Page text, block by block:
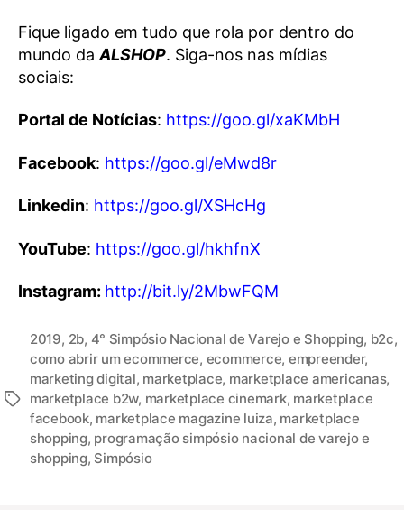
Fique ligado em tudo que rola por dentro do
mundo da ALSHOP. Siga-nos nas mídias
sociais:
Portal de Notícias: https://goo.gl/xaKMbH
Facebook: https://goo.gl/eMwd8r
Linkedin: https://goo.gl/XSHcHg
YouTube: https://goo.gl/hkhfnX
Instagram: http://bit.ly/2MbwFQM
2019, 2b, 4° Simpósio Nacional de Varejo e Shopping, b2c,
como abrir um ecommerce, ecommerce, empreender,
marketing digital, marketplace, marketplace americanas,
marketplace b2w, marketplace cinemark, marketplace
facebook, marketplace magazine luiza, marketplace
shopping, programação simpósio nacional de varejo e
shopping, Simpósio